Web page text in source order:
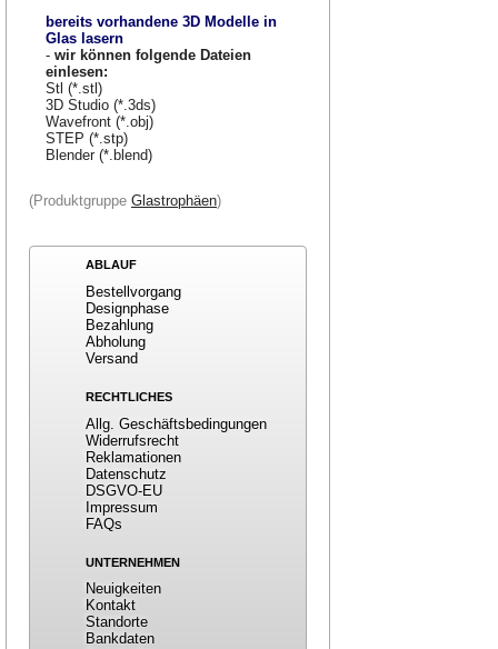
bereits vorhandene 3D Modelle in
Glas lasern
- wir können folgende Dateien
einlesen:
Stl (*.stl)
3D Studio (*.3ds)
Wavefront (*.obj)
STEP (*.stp)
Blender (*.blend)
(Produktgruppe Glastrophäen)
ABLAUF
Bestellvorgang
Designphase
Bezahlung
Abholung
Versand
RECHTLICHES
Allg. Geschäftsbedingungen
Widerrufsrecht
Reklamationen
Datenschutz
DSGVO-EU
Impressum
FAQs
UNTERNEHMEN
Neuigkeiten
Kontakt
Standorte
Bankdaten